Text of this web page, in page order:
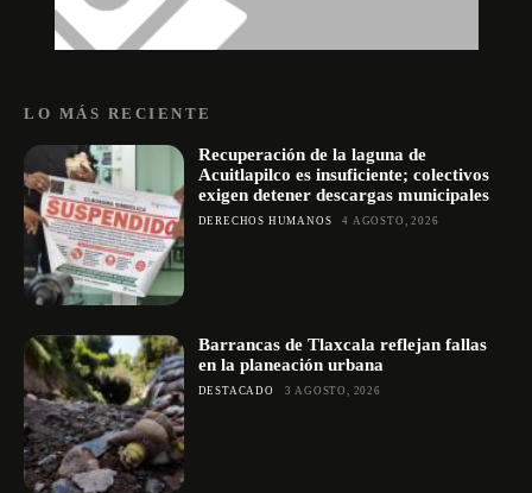
LO MÁS RECIENTE
Recuperación de la laguna de
Acuitlapilco es insuficiente; colectivos
exigen detener descargas municipales
DERECHOS HUMANOS 4 AGOSTO, 2026
Barrancas de Tlaxcala reflejan fallas
en la planeación urbana
DESTACADO 3 AGOSTO, 2026